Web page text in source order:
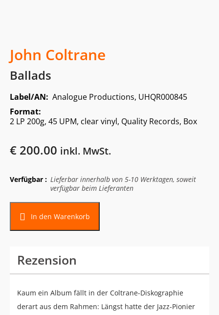
John Coltrane
Ballads
Label/AN: Analogue Productions, UHQR000845
Format:
2 LP 200g, 45 UPM, clear vinyl, Quality Records, Box
€ 200.00 inkl. MwSt.
Verfügbar : Lieferbar innerhalb von 5-10 Werktagen, soweit
verfügbar beim Lieferanten
In den Warenkorb
Rezension
Kaum ein Album fällt in der Coltrane-Diskographie
derart aus dem Rahmen: Längst hatte der Jazz-Pionier